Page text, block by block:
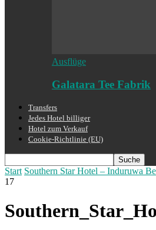
Ausflüge
Galatara Tee Fabrik
Transfers
Jedes Hotel billiger
Hotel zum Verkauf
Cookie-Richtlinie (EU)
Start Southern Star Hotel – Induruwa
17